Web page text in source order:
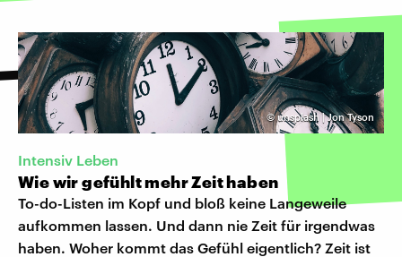
©unsplash | Jon Tyson
Intensiv Leben
Wie wir gefühlt mehr Zeit haben
To-do-Listen im Kopf und bloß keine Langeweile
aufkommen lassen. Und dann nie Zeit für irgendwas
haben. Woher kommt das Gefühl eigentlich? Zeit ist